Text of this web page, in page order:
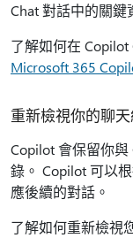
Chat 對話中的關鍵
了解如何在
Microsoft 365
重新檢視你的聊
Copilot 會保留你
錄。 Copilot 可以
應後續的對話。
了解如何重新檢視